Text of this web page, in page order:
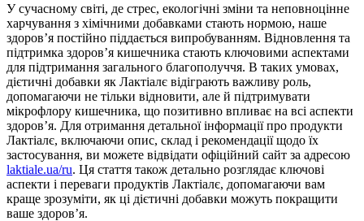
У сучасному світі, де стрес, екологічні зміни та неповноцінне
харчування з хімічними добавками стають нормою, наше
здоров’я постійно піддається випробуванням. Відновлення та
підтримка здоров’я кишечника стають ключовими аспектами
для підтримання загального благополуччя. В таких умовах,
дієтичні добавки як Лактіалє відіграють важливу роль,
допомагаючи не тільки відновити, але й підтримувати
мікрофлору кишечника, що позитивно впливає на всі аспекти
здоров’я. Для отримання детальної інформації про продукти
Лактіалє, включаючи опис, склад і рекомендації щодо їх
застосування, ви можете відвідати офіційний сайт за адресою
laktiale.ua/ru. Ця стаття також детально розглядає ключові
аспекти і переваги продуктів Лактіалє, допомагаючи вам
краще зрозуміти, як ці дієтичні добавки можуть покращити
ваше здоров’я.